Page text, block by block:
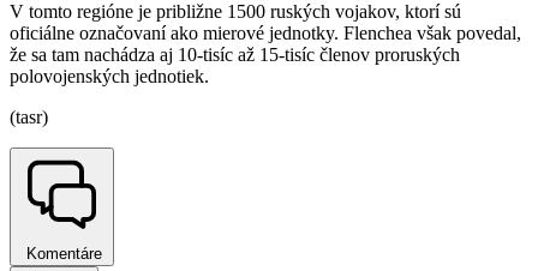
V tomto regióne je približne 1500 ruských vojakov, ktorí sú
oficiálne označovaní ako mierové jednotky. Flenchea však povedal,
že sa tam nachádza aj 10-tisíc až 15-tisíc členov proruských
polovojenských jednotiek.
(tasr)
Komentáre